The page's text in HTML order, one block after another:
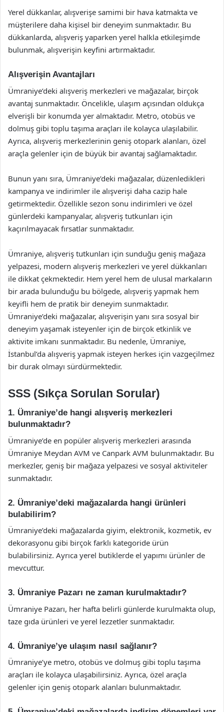
Yerel dükkanlar, alışverişe samimi bir hava katmakta ve
müşterilere daha kişisel bir deneyim sunmaktadır. Bu
dükkanlarda, alışveriş yaparken yerel halkla etkileşimde
bulunmak, alışverişin keyfini artırmaktadır.
Alışverişin Avantajları
Ümraniye’deki alışveriş merkezleri ve mağazalar, birçok
avantaj sunmaktadır. Öncelikle, ulaşım açısından oldukça
elverişli bir konumda yer almaktadır. Metro, otobüs ve
dolmuş gibi toplu taşıma araçları ile kolayca ulaşılabilir.
Ayrıca, alışveriş merkezlerinin geniş otopark alanları, özel
araçla gelenler için de büyük bir avantaj sağlamaktadır.
Bunun yanı sıra, Ümraniye’deki mağazalar, düzenledikleri
kampanya ve indirimler ile alışverişi daha cazip hale
getirmektedir. Özellikle sezon sonu indirimleri ve özel
günlerdeki kampanyalar, alışveriş tutkunları için
kaçırılmayacak fırsatlar sunmaktadır.
Ümraniye, alışveriş tutkunları için sunduğu geniş mağaza
yelpazesi, modern alışveriş merkezleri ve yerel dükkanları
ile dikkat çekmektedir. Hem yerel hem de ulusal markaların
bir arada bulunduğu bu bölgede, alışveriş yapmak hem
keyifli hem de pratik bir deneyim sunmaktadır.
Ümraniye’deki mağazalar, alışverişin yanı sıra sosyal bir
deneyim yaşamak isteyenler için de birçok etkinlik ve
aktivite imkanı sunmaktadır. Bu nedenle, Ümraniye,
İstanbul’da alışveriş yapmak isteyen herkes için vazgeçilmez
bir durak olmayı sürdürmektedir.
SSS (Sıkça Sorulan Sorular)
1. Ümraniye’de hangi alışveriş merkezleri
bulunmaktadır?
Ümraniye’de en popüler alışveriş merkezleri arasında
Ümraniye Meydan AVM ve Canpark AVM bulunmaktadır. Bu
merkezler, geniş bir mağaza yelpazesi ve sosyal aktiviteler
sunmaktadır.
2. Ümraniye’deki mağazalarda hangi ürünleri
bulabilirim?
Ümraniye’deki mağazalarda giyim, elektronik, kozmetik, ev
dekorasyonu gibi birçok farklı kategoride ürün
bulabilirsiniz. Ayrıca yerel butiklerde el yapımı ürünler de
mevcuttur.
3. Ümraniye Pazarı ne zaman kurulmaktadır?
Ümraniye Pazarı, her hafta belirli günlerde kurulmakta olup,
taze gıda ürünleri ve yerel lezzetler sunmaktadır.
4. Ümraniye’ye ulaşım nasıl sağlanır?
Ümraniye’ye metro, otobüs ve dolmuş gibi toplu taşıma
araçları ile kolayca ulaşabilirsiniz. Ayrıca, özel araçla
gelenler için geniş otopark alanları bulunmaktadır.